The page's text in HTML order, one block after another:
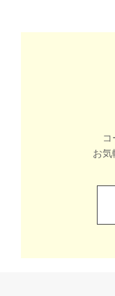
お気